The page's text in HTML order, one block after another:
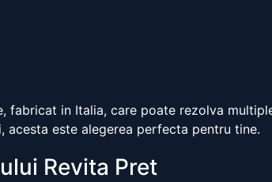
fabricat in Italia, care poate rezolva
este alegerea perfecta pentru tine.
Revita Pret